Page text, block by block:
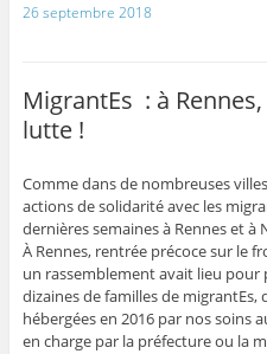
26 septembre 2018
MigrantEs : à
lutte !
Comme dans de nombreuses
actions de solidarité avec les
dernières semaines à Rennes et à
À Rennes, rentrée précoce sur le
un rassemblement avait lieu pour
dizaines de familles de
hébergées en 2016 par nos soins
en charge par la préfecture ou la